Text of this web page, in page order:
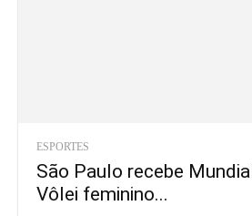
ESPORTES
São Paulo recebe
Vôlei feminino...